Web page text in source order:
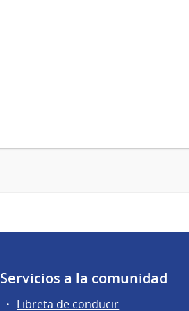
Servicios a la comunidad
Libreta de conducir